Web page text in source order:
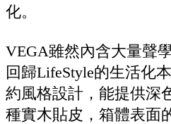
化。
VEGA雖然內含大量聲
回歸LifeStyle的生活化
約風格設計，能提供深
種實木貼皮，箱體表面